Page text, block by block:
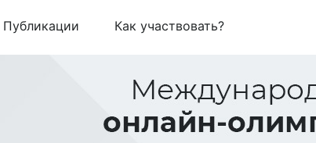
Публикации Как участвовать?